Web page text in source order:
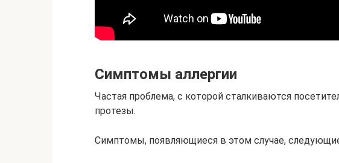
Симптомы аллергии
Частая проблема, с которой сталкиваются
протезы.
Симптомы, появляющиеся в этом случае,